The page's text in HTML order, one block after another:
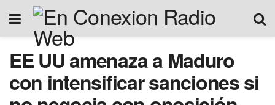
EE UU amenaza a Maduro
con intensificar sanciones si